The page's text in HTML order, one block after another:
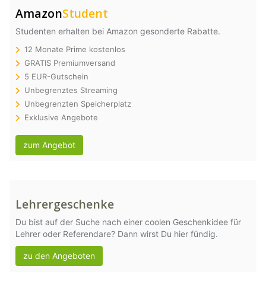
AmazonStudent
Studenten erhalten bei Amazon gesonderte Rabatte.
12 Monate Prime kostenlos
GRATIS Premiumversand
5 EUR-Gutschein
Unbegrenztes Streaming
Unbegrenzten Speicherplatz
Exklusive Angebote
zum Angebot
Lehrergeschenke
Du bist auf der Suche nach einer coolen Geschenkidee für
Lehrer oder Referendare? Dann wirst Du hier fündig.
zu den Angeboten